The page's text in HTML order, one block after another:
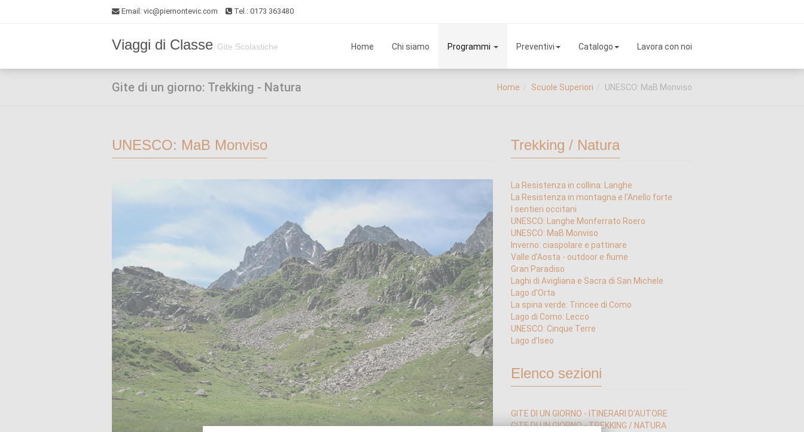
Email : vic@piemontevic.com Tel.: 0173 363480
Viaggi di Classe Gite Scolastiche Home Chi siamo Programmi Preventivi Catalogo Lavora con noi
Gite di un giorno: Trekking - Natura Home Scuole Superiori UNESCO: MaB Monviso
UNESCO: MaB Monviso Trekking / Natura
La Resistenza in collina: Langhe
La Resistenza in montagna e l'Anello forte
I sentieri occitani
UNESCO: Langhe Monferrato Roero
UNESCO: MaB Monviso
Inverno: ciaspolare e pattinare
Valle d'Aosta - outdoor e fiume
Gran Paradiso
Laghi di Avigliana e Sacra di San Michele
Lago d'Orta
La spina verde: Trincee di Como
Lago di Como: Lecco
UNESCO: Cinque Terre
Lago d'Iseo
Elenco sezioni
GITE DI UN GIORNO - ITINERARI D'AUTORE
GITE DI UN GIORNO - TREKKING / NATURA